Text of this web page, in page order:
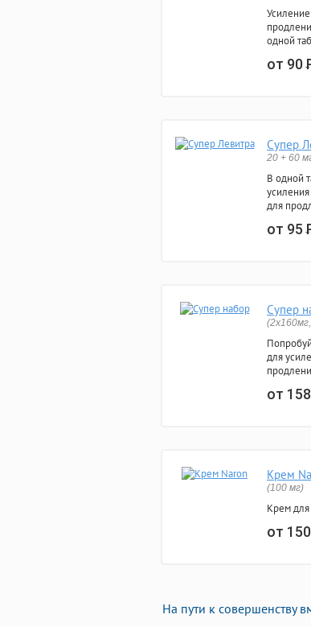
одной
от 90
Супер
20 + 60
В одной
для
от 95
Супер
для
от
Крем
(100 мг)
Крем
от
На пути к совершенству